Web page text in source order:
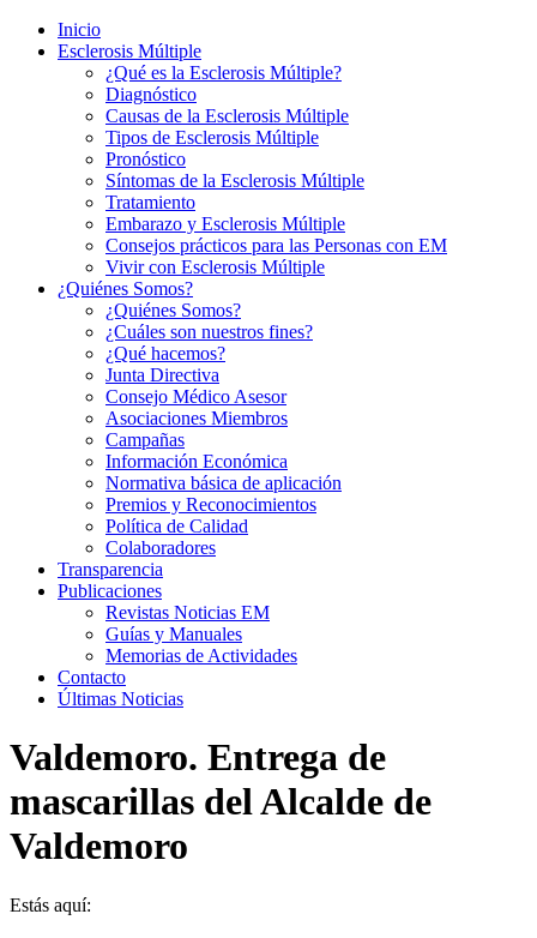
Inicio
Esclerosis Múltiple
¿Qué es la Esclerosis Múltiple?
Diagnóstico
Causas de la Esclerosis Múltiple
Tipos de Esclerosis Múltiple
Pronóstico
Síntomas de la Esclerosis Múltiple
Tratamiento
Embarazo y Esclerosis Múltiple
Consejos prácticos para las Personas con EM
Vivir con Esclerosis Múltiple
¿Quiénes Somos?
¿Quiénes Somos?
¿Cuáles son nuestros fines?
¿Qué hacemos?
Junta Directiva
Consejo Médico Asesor
Asociaciones Miembros
Campañas
Información Económica
Normativa básica de aplicación
Premios y Reconocimientos
Política de Calidad
Colaboradores
Transparencia
Publicaciones
Revistas Noticias EM
Guías y Manuales
Memorias de Actividades
Contacto
Últimas Noticias
Valdemoro. Entrega de
mascarillas del Alcalde de
Valdemoro
Estás aquí: